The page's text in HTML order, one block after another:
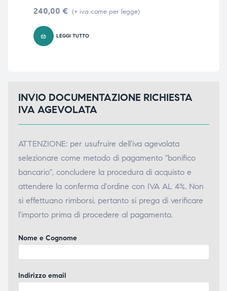
240,00 € (+ iva come per legge)
LEGGI TUTTO
INVIO DOCUMENTAZIONE RICHIESTA
IVA AGEVOLATA
ATTENZIONE: per usufruire dell'iva agevolata
selezionare come metodo di pagamento "bonifico
bancario", concludere la procedura di acquisto e
attendere la conferma d'ordine con IVA AL 4%. Non
si effettuano rimborsi, pertanto si prega di verificare
l'importo prima di procedere al pagamento.
Nome e Cognome
Indirizzo email